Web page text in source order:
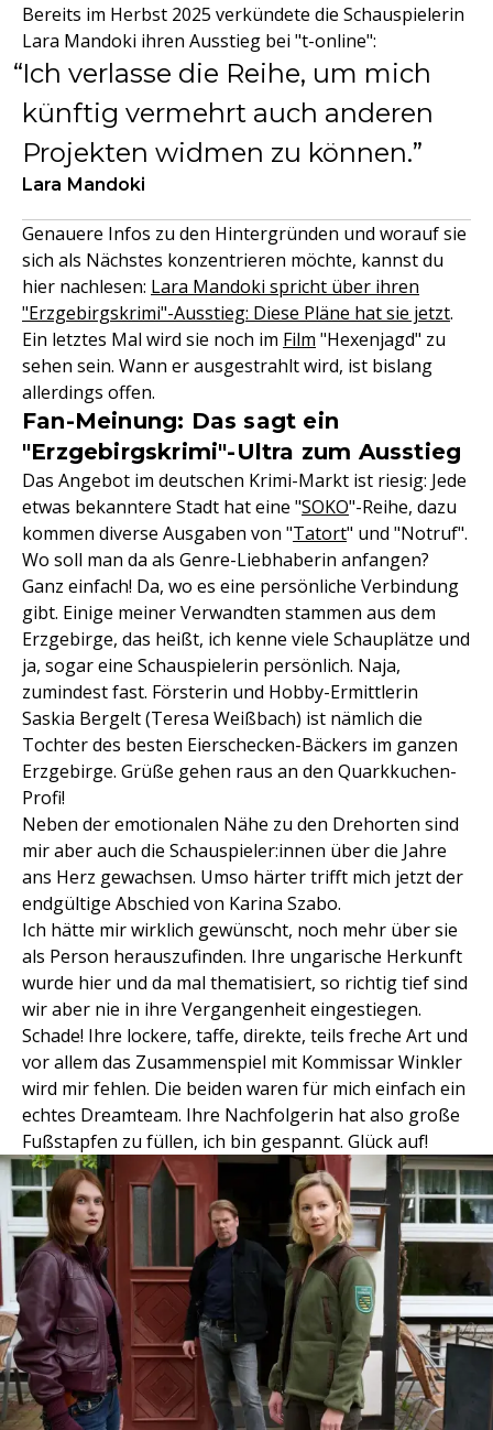
Bereits im Herbst 2025 verkündete die Schauspielerin
Lara Mandoki ihren Ausstieg bei "t-online":
Ich verlasse die Reihe, um mich
künftig vermehrt auch anderen
Projekten widmen zu können.
Lara Mandoki
Genauere Infos zu den Hintergründen und worauf sie
sich als Nächstes konzentrieren möchte, kannst du
hier nachlesen: Lara Mandoki spricht über ihren
"Erzgebirgskrimi"-Ausstieg: Diese Pläne hat sie jetzt.
Ein letztes Mal wird sie noch im Film "Hexenjagd" zu
sehen sein. Wann er ausgestrahlt wird, ist bislang
allerdings offen.
Fan-Meinung: Das sagt ein
"Erzgebirgskrimi"-Ultra zum Ausstieg
Das Angebot im deutschen Krimi-Markt ist riesig: Jede
etwas bekanntere Stadt hat eine "SOKO"-Reihe, dazu
kommen diverse Ausgaben von "Tatort" und "Notruf".
Wo soll man da als Genre-Liebhaberin anfangen?
Ganz einfach! Da, wo es eine persönliche Verbindung
gibt. Einige meiner Verwandten stammen aus dem
Erzgebirge, das heißt, ich kenne viele Schauplätze und
ja, sogar eine Schauspielerin persönlich. Naja,
zumindest fast. Försterin und Hobby-Ermittlerin
Saskia Bergelt (Teresa Weißbach) ist nämlich die
Tochter des besten Eierschecken-Bäckers im ganzen
Erzgebirge. Grüße gehen raus an den Quarkkuchen-
Profi!
Neben der emotionalen Nähe zu den Drehorten sind
mir aber auch die Schauspieler:innen über die Jahre
ans Herz gewachsen. Umso härter trifft mich jetzt der
endgültige Abschied von Karina Szabo.
Ich hätte mir wirklich gewünscht, noch mehr über sie
als Person herauszufinden. Ihre ungarische Herkunft
wurde hier und da mal thematisiert, so richtig tief sind
wir aber nie in ihre Vergangenheit eingestiegen.
Schade! Ihre lockere, taffe, direkte, teils freche Art und
vor allem das Zusammenspiel mit Kommissar Winkler
wird mir fehlen. Die beiden waren für mich einfach ein
echtes Dreamteam. Ihre Nachfolgerin hat also große
Fußstapfen zu füllen, ich bin gespannt. Glück auf!